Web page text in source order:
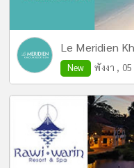
Le Meridien
New พังงา ,